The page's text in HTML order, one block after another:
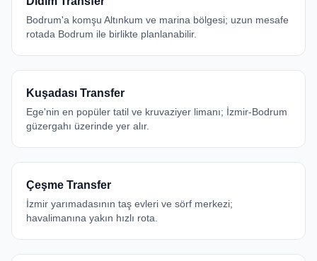
Bodrum'a komşu Altınkum ve marina bölgesi; uzun mesafe
rotada Bodrum ile birlikte planlanabilir.
Kuşadası Transfer
Ege'nin en popüler tatil ve kruvaziyer limanı; İzmir-Bodrum
güzergahı üzerinde yer alır.
Çeşme Transfer
İzmir yarımadasının taş evleri ve sörf merkezi;
havalimanına yakın hızlı rota.